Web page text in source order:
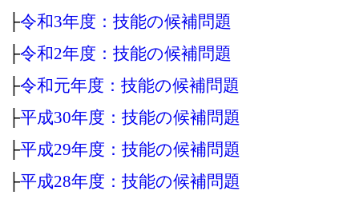
├令和3年度：技能の候補問題
├令和2年度：技能の候補問題
├令和元年度：技能の候補問題
├平成30年度：技能の候補問題
├平成29年度：技能の候補問題
├平成28年度：技能の候補問題